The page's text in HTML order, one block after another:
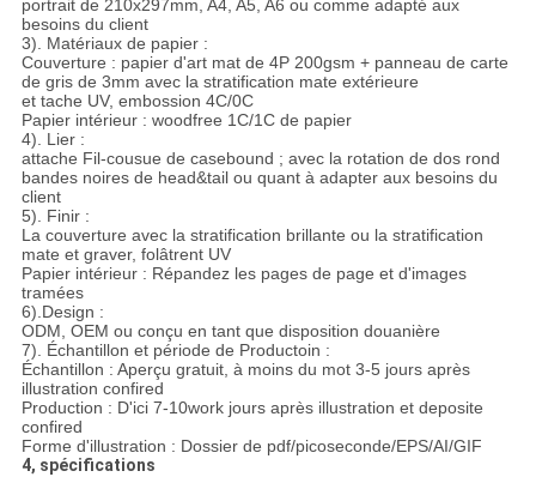
portrait de 210x297mm, A4, A5, A6 ou comme adapté aux
besoins du client
3). Matériaux de papier :
Couverture : papier d'art mat de 4P 200gsm + panneau de carte
de gris de 3mm avec la stratification mate extérieure
et tache UV, embossion 4C/0C
Papier intérieur : woodfree 1C/1C de papier
4). Lier :
attache Fil-cousue de casebound ; avec la rotation de dos rond
bandes noires de head&tail ou quant à adapter aux besoins du
client
5). Finir :
La couverture avec la stratification brillante ou la stratification
mate et graver, folâtrent UV
Papier intérieur : Répandez les pages de page et d'images
tramées
6).Design :
ODM, OEM ou conçu en tant que disposition douanière
7). Échantillon et période de Productoin :
Échantillon : Aperçu gratuit, à moins du mot 3-5 jours après
illustration confired
Production : D'ici 7-10work jours après illustration et deposite
confired
Forme d'illustration : Dossier de pdf/picoseconde/EPS/AI/GIF
4, spécifications